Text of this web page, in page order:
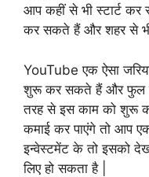
आप कहीं से भी स्टार्ट कर
कर सकते हैं और शहर से
YouTube एक ऐसा
शुरू कर सकते हैं और फुल
तरह से इस काम को शुरू
कमाई कर पाएंगे तो आप
इन्वेस्टमेंट के तो इसको
लिए हो सकता है |